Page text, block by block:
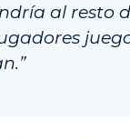
al resto